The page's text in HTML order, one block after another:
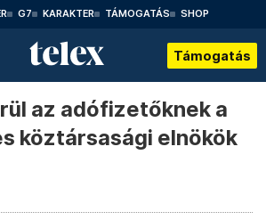
G7 KARAKTER TÁMOGATÁS SHOP
Támogatás
az adófizetőknek a
köztársasági elnökök